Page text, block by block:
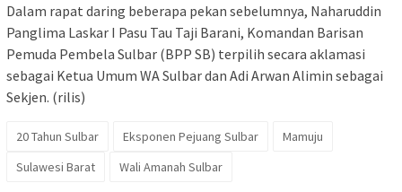
Dalam rapat daring beberapa pekan sebelumnya, Naharuddin
Panglima Laskar I Pasu Tau Taji Barani, Komandan Barisan
Pemuda Pembela Sulbar (BPP SB) terpilih secara aklamasi
sebagai Ketua Umum WA Sulbar dan Adi Arwan Alimin sebagai
Sekjen. (rilis)
20 Tahun Sulbar Eksponen Pejuang Sulbar
Mamuju
Sulawesi Barat
Wali Amanah Sulbar